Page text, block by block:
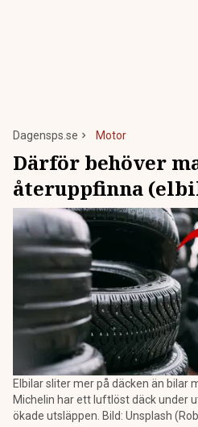
Dagensps.se Motor
Därför behöver
återuppfinna
Elbilar sliter mer på däcken än bilar
Michelin har ett luftlöst däck under
ökade utsläppen. Bild: Unsplash